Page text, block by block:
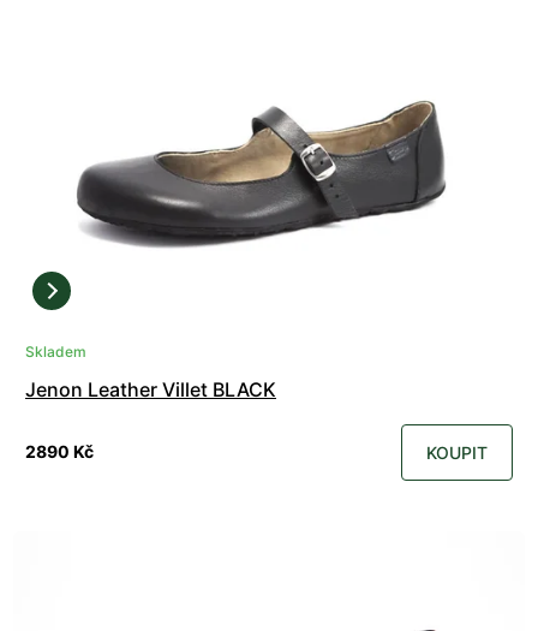
Skladem
Jenon Leather Villet BLACK
2890 Kč KOUPIT